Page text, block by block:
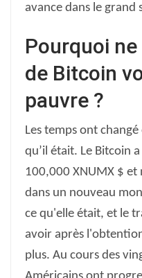
avance dans le grand
Pourquoi
de Bitcoin
pauvre ?
Les temps ont changé
qu’il était. Le Bitcoin
100,000 XNUMX $ et
dans un nouveau
ce qu'elle était, et le
avoir après
plus. Au cours des